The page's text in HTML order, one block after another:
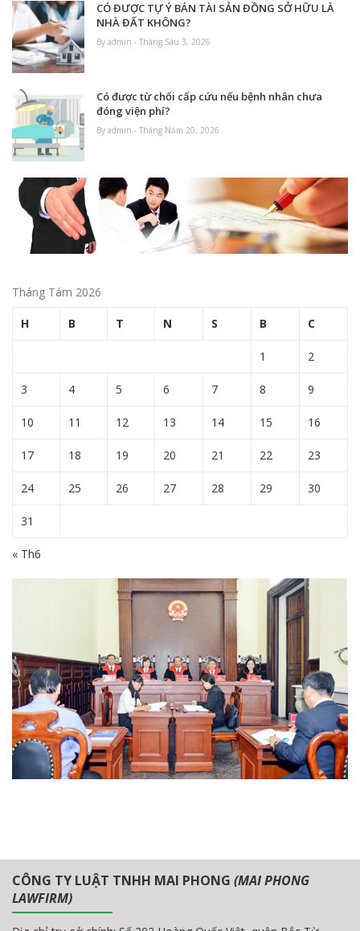
CÓ ĐƯỢC TỰ Ý BÁN TÀI SẢN ĐỒNG SỞ HỮU LÀ
NHÀ ĐẤT KHÔNG?
By admin - Tháng Sáu 3, 2026
Có được từ chối cấp cứu nếu bệnh nhân chưa
đóng viện phí?
By admin - Tháng Năm 20, 2026
Tháng Tám 2026
H B T N S B C
1 2
3 4 5 6 7 8 9
10 11 12 13 14 15 16
17 18 19 20 21 22 23
24 25 26 27 28 29 30
31
« Th6
CÔNG TY LUẬT TNHH MAI PHONG (MAI PHONG
LAWFIRM)